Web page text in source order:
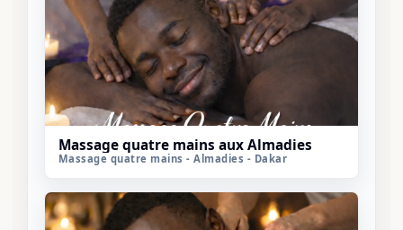
Massage quatre mains - Almadies - Dakar
Massage quatre mains aux Almadies